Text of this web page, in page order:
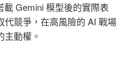
Gemini 模型後的實際表
競爭，在高風險的 AI 戰場
主動權。